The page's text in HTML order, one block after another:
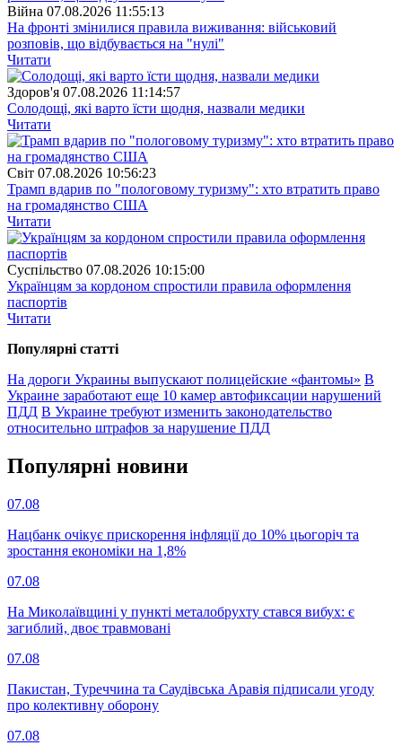
Війна 07.08.2026 11:55:13
На фронті змінилися правила виживання: військовий
розповів, що відбувається на "нулі"
Читати
Здоров'я 07.08.2026 11:14:57
Солодощі, які варто їсти щодня, назвали медики
Читати
Свiт 07.08.2026 10:56:23
Трамп вдарив по "пологовому туризму": хто втратить право
на громадянство США
Читати
Суспiльство 07.08.2026 10:15:00
Українцям за кордоном спростили правила оформлення
паспортів
Читати
Популярнi статтi
На дороги Украины выпускают полицейские «фантомы» В
Украине заработают еще 10 камер автофиксации нарушений
ПДД В Украине требуют изменить законодательство
относительно штрафов за нарушение ПДД
Популярнi новини
07.08
Нацбанк очікує прискорення інфляції до 10% цьогоріч та
зростання економіки на 1,8%
07.08
На Миколаївщині у пункті металобрухту стався вибух: є
загиблий, двоє травмовані
07.08
Пакистан, Туреччина та Саудівська Аравія підписали угоду
про колективну оборону
07.08